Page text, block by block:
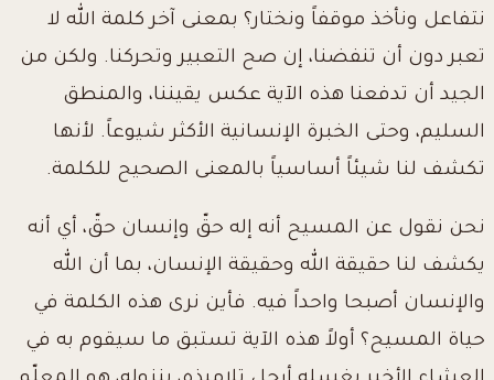
نتفاعل ونأخذ موقفاً ونختار؟ بمعنى آخر كلمة الله لا
تعبر دون أن تنفضنا، إن صح التعبير وتحركنا. ولكن من
الجيد أن تدفعنا هذه الآية عكس يقيننا، والمنطق
السليم، وحتى الخبرة الإنسانية الأكثر شيوعاً. لأنها
تكشف لنا شيئاً أساسياً بالمعنى الصحيح للكلمة.
نحن نقول عن المسيح أنه إله حقّ وإنسان حقّ، أي أنه
يكشف لنا حقيقة الله وحقيقة الإنسان، بما أن الله
والإنسان أصبحا واحداً فيه. فأين نرى هذه الكلمة في
حياة المسيح؟ أولاً هذه الآية تستبق ما سيقوم به في